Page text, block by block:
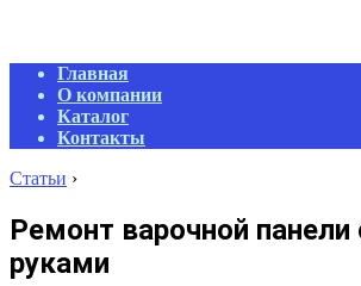
Primary
Navigation
Menu
Главная
О компании
Каталог
Контакты
Статьи ›
Ремонт варочной
руками